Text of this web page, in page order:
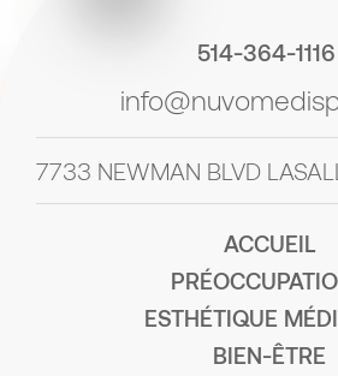
ACCUEIL
ESTHÉTIQUE
BIEN-ÊTRE
514-364-1116
7733 NEWMAN BLVD